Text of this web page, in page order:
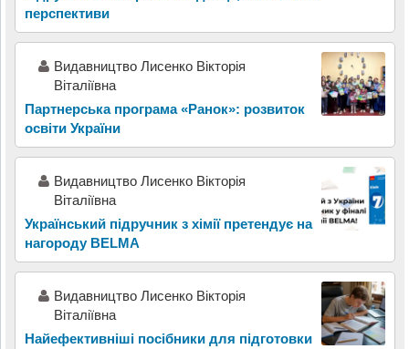
перспективи
Видавництво Лисенко Вікторія
Віталіївна
Партнерська програма «Ранок»: розвиток
освіти України
Видавництво Лисенко Вікторія
Віталіївна
Український підручник з хімії претендує на
нагороду BELMA
Видавництво Лисенко Вікторія
Віталіївна
Найефективніші посібники для підготовки